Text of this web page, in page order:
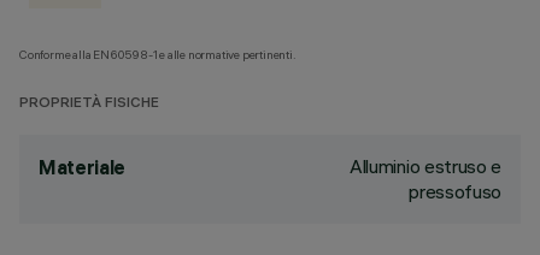
Conforme alla EN60598-1 e alle normative pertinenti.
PROPRIETÀ FISICHE
Materiale
Alluminio estruso e
pressofuso